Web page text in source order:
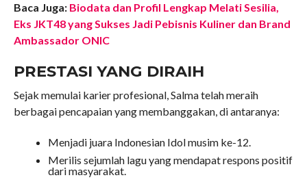
Baca Juga: Biodata dan Profil Lengkap Melati Sesilia,
Eks JKT48 yang Sukses Jadi Pebisnis Kuliner dan Brand
Ambassador ONIC
PRESTASI YANG DIRAIH
Sejak memulai karier profesional, Salma telah meraih
berbagai pencapaian yang membanggakan, di antaranya:
Menjadi juara Indonesian Idol musim ke-12.
Merilis sejumlah lagu yang mendapat respons positif
dari masyarakat.